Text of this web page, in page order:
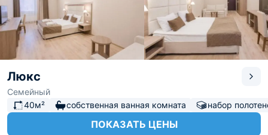
Люкс
Семейный
40м²
собственная ванная комната набор
ПОКАЗАТЬ ЦЕНЫ